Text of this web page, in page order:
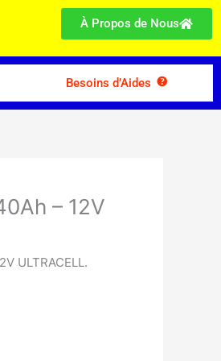
À Propos de Nous
Besoins d’Aides
– 12V
ULTRACELL.